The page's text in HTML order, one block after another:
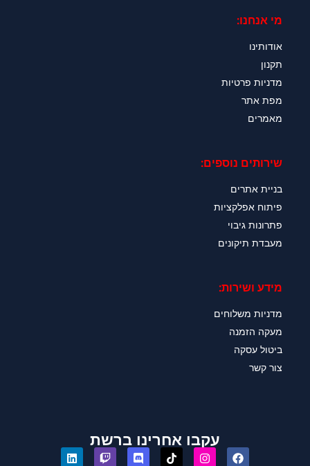
מי אנחנו:
אודותינו
תקנון
מדניות פרטיות
מפת אתר
מאמרים
שירותים נוספים:
בניית אתרים
פיתוח אפלקציות
פתרונות גיבוי
מעבדת תיקונים
מידע ושירות:
מדניות משלוחים
מעקה הזמנה
ביטול עסקה
צור קשר
עקבו אחרינו ברשת